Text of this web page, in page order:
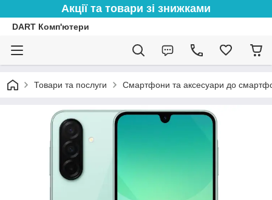
Акції та товари зі знижками
DART Комп'ютери
Товари та послуги Смартфони та аксесуари до